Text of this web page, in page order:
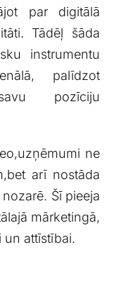
par digitālā
Tādēļ šāda
instrumentu
palīdzot
pozīciju⁣
ne
arī‌ nostāda
Šī pieeja
mārketingā,
un attīstībai.